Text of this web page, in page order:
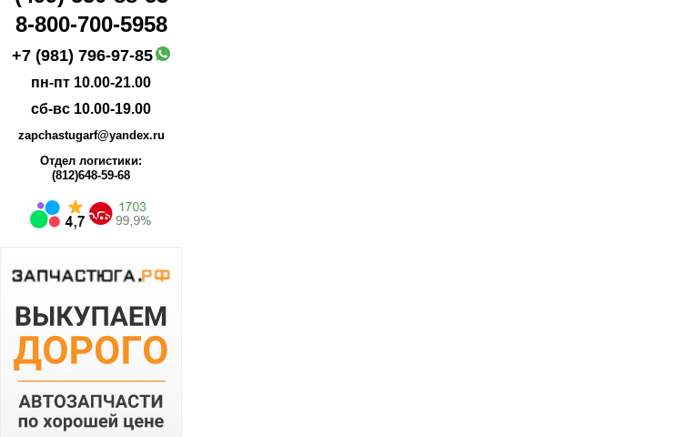
8-800-700-5958
+7 (981) 796-97-85
пн-пт 10.00-21.00
сб-вс 10.00-19.00
zapchastugarf@yandex.ru
Отдел логистики:
(812)648-59-68